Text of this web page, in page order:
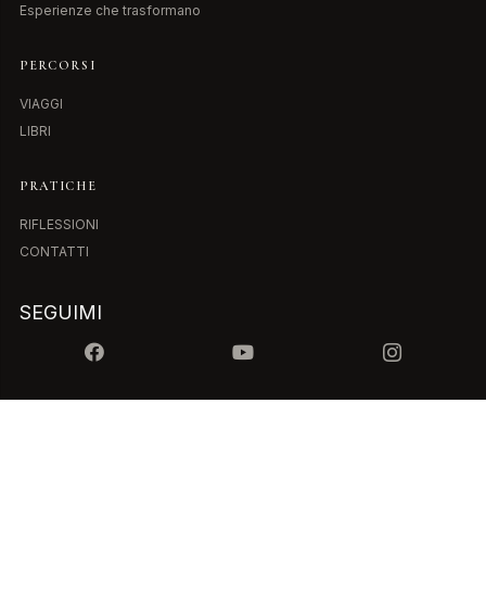
Esperienze che trasformano
PERCORSI
VIAGGI
LIBRI
PRATICHE
RIFLESSIONI
CONTATTI
SEGUIMI